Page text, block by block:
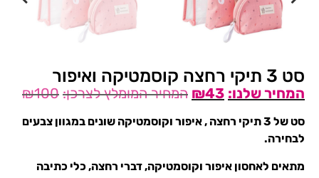
סט 3 תיקי רחצה קוסמטיקה ואיפור
₪100 ₪43
סט של 3 תיקי רחצה , איפור וקוסמטיקה שונים במגוון צבעים
לבחירה.
מתאים לאחסון איפור וקוסמטיקה, דברי רחצה, כלי כתיבה